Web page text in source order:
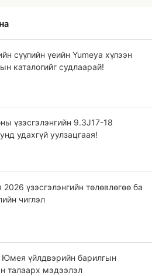
сүүлийн үеийн Yumeya хүлээн
каталогийг судлаарай!
үзэсгэлэнгийн 9.3J17-18
удахгүй уулзацгаая!
үзэсгэлэнгийн төлөвлөгөө ба
чиглэл
үйлдвэрийн барилгын
талаарх мэдээлэл